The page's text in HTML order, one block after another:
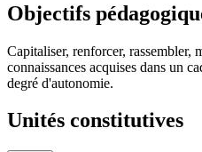
Objectifs
Capitaliser, renforcer, rassembler,
connaissances acquises dans un
degré d'autonomie.
Unités constitutives